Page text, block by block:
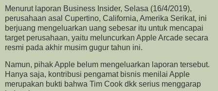
Menurut laporan Business Insider, Selasa (16/4/2019),
perusahaan asal Cupertino, California, Amerika Serikat, ini
berjuang mengeluarkan uang sebesar itu untuk mencapai
target perusahaan, yaitu meluncurkan Apple Arcade secara
resmi pada akhir musim gugur tahun ini.
Namun, pihak Apple belum mengeluarkan laporan tersebut.
Hanya saja, kontribusi pengamat bisnis menilai Apple
merupakan bukti bahwa Tim Cook dkk serius menggarap